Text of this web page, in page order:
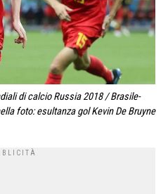
di calcio Russia 2018 / Brasile-
foto: esultanza gol Kevin De Bruyne